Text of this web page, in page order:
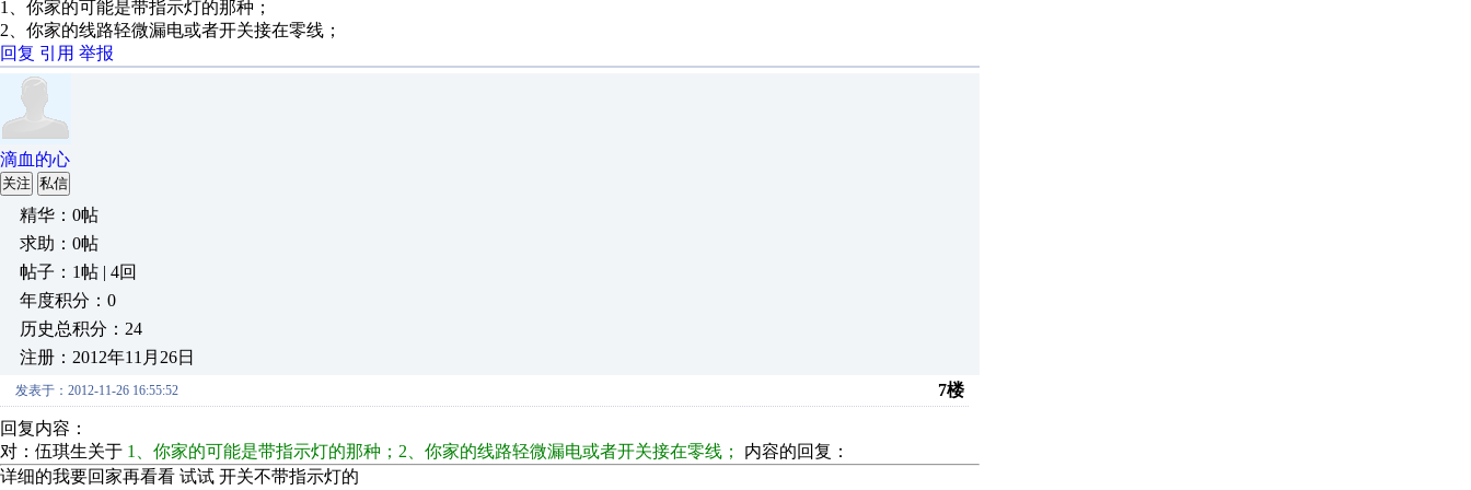
1、你家的可能是带指示灯的那种；
2、你家的线路轻微漏电或者开关接在零线；
回复 引用 举报
滴血的心
关注 私信
精华：0帖
求助：0帖
帖子：1帖 | 4回
年度积分：0
历史总积分：24
注册：2012年11月26日
发表于：2012-11-26 16:55:52 7楼
回复内容：
对：伍琪生关于 1、你家的可能是带指示灯的那种；2、你家的线路轻微漏电或者开关接在零线； 内容的回复：
详细的我要回家再看看 试试 开关不带指示灯的